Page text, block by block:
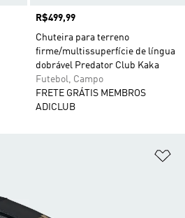
Preço
R$499,99
Chuteira para terreno
firme/multissuperfície de língua
dobrável Predator Club Kaka
Futebol, Campo
FRETE GRÁTIS MEMBROS
ADICLUB